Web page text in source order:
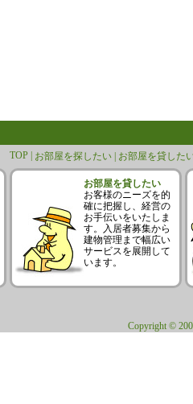
TOP | お部屋を探したい | お部屋を貸した
お部屋を貸したい
お客様のニーズを的
確に把握し、経営の
お手伝いをいたしま
す。入居者募集から
建物管理まで幅広い
サービスを展開して
います。
Copyright ©